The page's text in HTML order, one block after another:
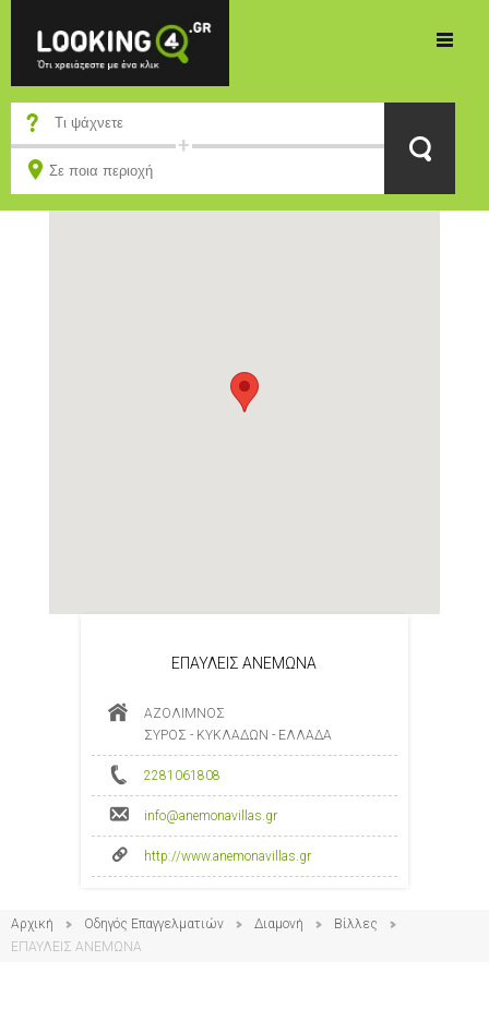
ΕΠΑΥΛΕΙΣ ΑΝΕΜΩΝΑ
ΑΖΟΛΙΜΝΟΣ
ΣΥΡΟΣ - ΚΥΚΛΑΔΩΝ - ΕΛΛΑΔΑ
2281061808
info@anemonavillas.gr
http://www.anemonavillas.gr
Αρχική Οδηγός Επαγγελματιών Διαμονή
Βίλλες
ΕΠΑΥΛΕΙΣ ΑΝΕΜΩΝΑ